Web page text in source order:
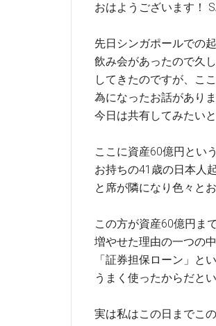
おはようございます！
先日シンガポールでの
飲み会があったので久
してきたのですが、こ
為になったお話がありま
今日は共有してみたいと
ここに資産60億円とい
お持ちの41歳の日本人
と席が隣になり色々と
この方が資産60億円ま
増やせた理由の一つの
「証券担保ローン」と
うまく使ったからだと
実は私はこの日までこ